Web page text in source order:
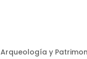
Arqueología y